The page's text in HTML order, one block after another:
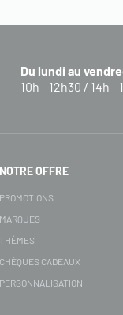
Du lundi au
10h - 12h30 / 14h -
NOTRE OFFRE
PROMOTIONS
MARQUES
THÈMES
CHÈQUES CADEAUX
PERSONNALISATION